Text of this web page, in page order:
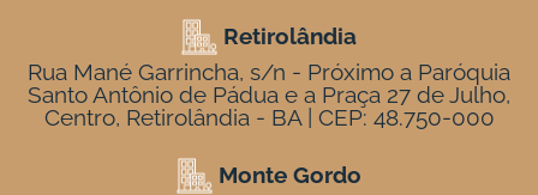
Retirolândia
Rua Mané Garrincha, s/n - Próximo a Paróquia
Santo Antônio de Pádua e a Praça 27 de Julho,
Centro, Retirolândia - BA | CEP: 48.750-000
Monte Gordo